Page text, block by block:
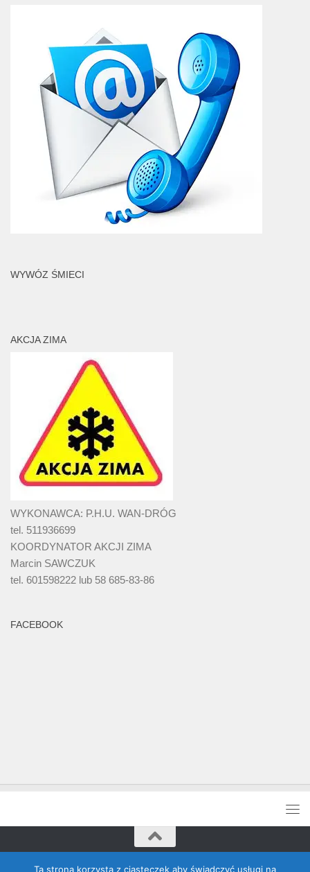
WYWÓZ ŚMIECI
AKCJA ZIMA
WYKONAWCA: P.H.U. WAN-DRÓG
tel. 511936699
KOORDYNATOR AKCJI ZIMA
Marcin SAWCZUK
tel. 601598222 lub 58 685-83-86
FACEBOOK
Rada Banino © 2026. Wszelkie prawa zastrzeżone
Ta strona korzysta z ciasteczek aby świadczyć usługi na